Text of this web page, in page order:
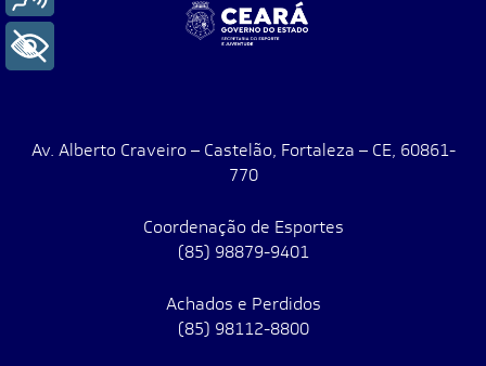
Av. Alberto Craveiro – Castelão, Fortaleza – CE, 60861-
770
Coordenação de Esportes
(85) 98879-9401
Achados e Perdidos
(85) 98112-8800